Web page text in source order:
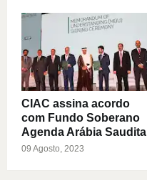
CIAC assina acordo
com Fundo Soberano
Agenda Arábia Saudita
09 Agosto, 2023